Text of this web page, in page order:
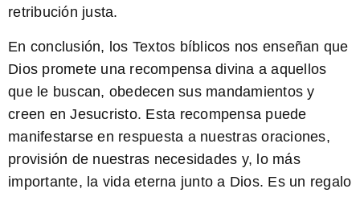
retribución justa.
En conclusión, los Textos bíblicos nos enseñan que
Dios promete una recompensa divina a aquellos
que le buscan, obedecen sus mandamientos y
creen en Jesucristo. Esta recompensa puede
manifestarse en respuesta a nuestras oraciones,
provisión de nuestras necesidades y, lo más
importante, la vida eterna junto a Dios. Es un regalo